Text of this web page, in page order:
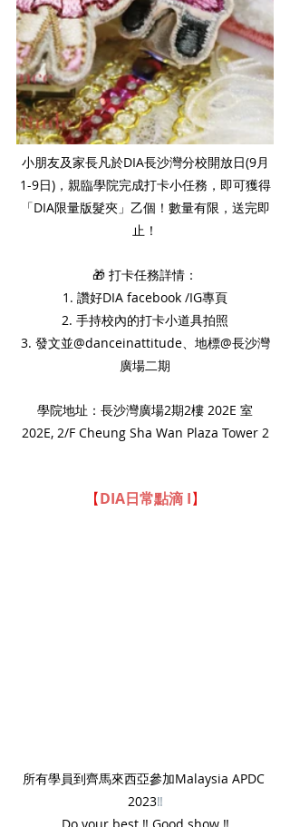
小朋友及家長凡於DIA長沙灣分校開放日(9月
1-9日)，親臨學院完成打卡小任務，即可獲得
「DIA限量版髮夾」乙個！數量有限，送完即
止！
🎁 打卡任務詳情：
1. 讚好DIA facebook /IG專頁
2. 手持校內的打卡小道具拍照
3. 發文並@danceinattitude、地標@長沙灣
廣場二期
學院地址：長沙灣廣場2期2樓 202E 室
202E, 2/F Cheung Sha Wan Plaza Tower 2
【DIA日常點滴 I】
所有學員到齊馬來西亞參加Malaysia APDC
2023‼️